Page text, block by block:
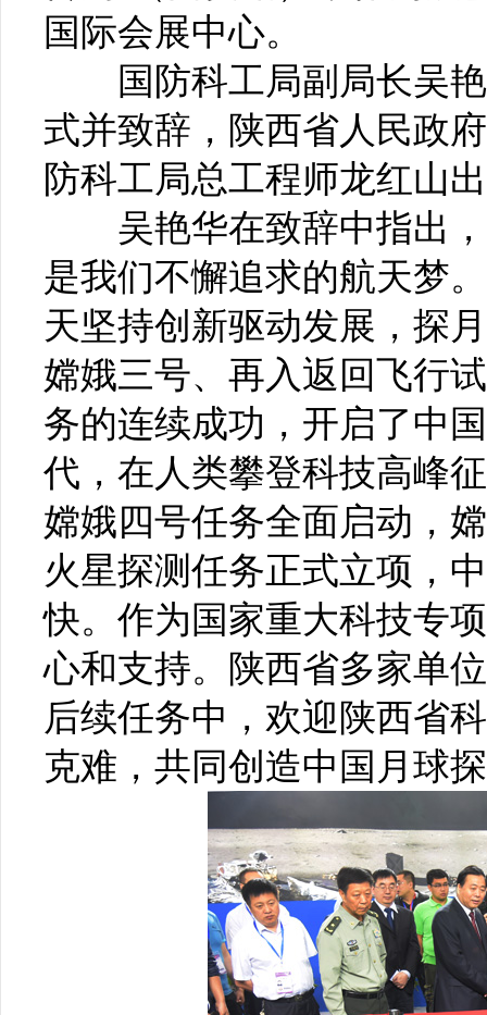
国际会展中心。
国防科工局副局长吴艳
式并致辞，陕西省人民政
防科工局总工程师龙红山
吴艳华在致辞中指出，
是我们不懈追求的航天梦
天坚持创新驱动发展，探
嫦娥三号、再入返回飞行
务的连续成功，开启了中
代，在人类攀登科技高峰
嫦娥四号任务全面启动，
火星探测任务正式立项，
快。作为国家重大科技专
心和支持。陕西省多家单
后续任务中，欢迎陕西省
克难，共同创造中国月球